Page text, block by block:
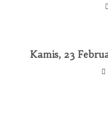
Kamis, 23